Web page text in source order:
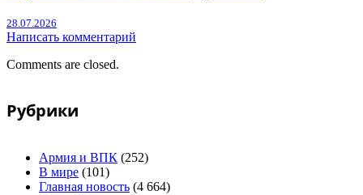
28.07.2026
Написать комментарий
Comments are closed.
Рубрики
Армия и ВПК (252)
В мире (101)
Главная новость (4 664)